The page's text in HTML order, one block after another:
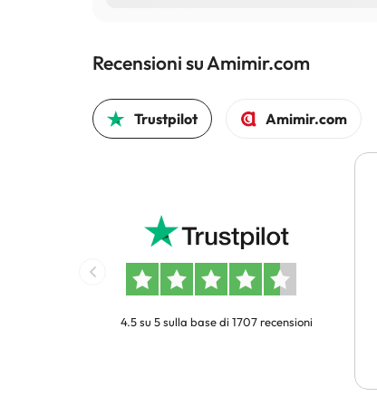
Recensioni su Amimir.com
Trustpilot Amimir.com
4.5 su 5 sulla base di 1707 recensioni